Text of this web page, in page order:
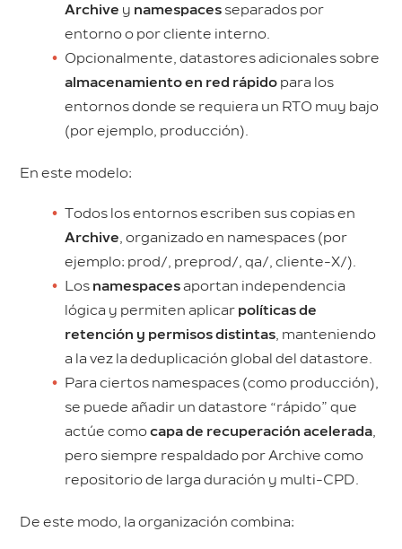
Archive y namespaces separados por
entorno o por cliente interno.
Opcionalmente, datastores adicionales sobre
almacenamiento en red rápido para los
entornos donde se requiera un RTO muy bajo
(por ejemplo, producción).
En este modelo:
Todos los entornos escriben sus copias en
Archive, organizado en namespaces (por
ejemplo: prod/, preprod/, qa/, cliente-X/).
Los namespacesaportan independencia
lógica y permiten aplicar políticas de
retención y permisos distintas, manteniendo
a la vez la deduplicación global del datastore.
Para ciertos namespaces (como producción),
se puede añadir un datastore “rápido” que
actúe comocapa de recuperación acelerada,
pero siempre respaldado por Archive como
repositorio de larga duración y multi-CPD.
De este modo, la organización combina: